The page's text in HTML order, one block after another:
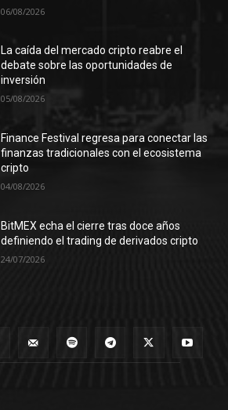
06/08/2026
La caída del mercado cripto reabre el
debate sobre las oportunidades de
inversión
05/08/2026
Finance Festival regresa para conectar las
finanzas tradicionales con el ecosistema
cripto
04/08/2026
BitMEX echa el cierre tras doce años
definiendo el trading de derivados cripto
24/07/2026